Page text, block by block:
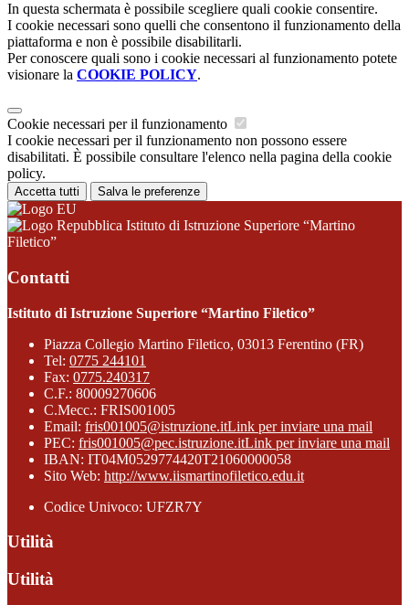
In questa schermata è possibile scegliere quali cookie consentire.
I cookie necessari sono quelli che consentono il funzionamento della
piattaforma e non è possibile disabilitarli.
Per conoscere quali sono i cookie necessari al funzionamento potete
visionare la COOKIE POLICY.
Cookie necessari per il funzionamento
I cookie necessari per il funzionamento non possono essere
disabilitati. È possibile consultare l'elenco nella pagina della cookie
policy.
Accetta tutti Salva le preferenze
Istituto di Istruzione Superiore “Martino
Filetico”
Contatti
Istituto di Istruzione Superiore “Martino Filetico”
Piazza Collegio Martino Filetico, 03013 Ferentino (FR)
Tel: 0775 244101
Fax: 0775.240317
C.F.: 80009270606
C.Mecc.: FRIS001005
Email: fris001005@istruzione.itLink per inviare una mail
PEC: fris001005@pec.istruzione.itLink per inviare una mail
IBAN: IT04M0529774420T21060000058
Sito Web: http://www.iismartinofiletico.edu.it
Codice Univoco: UFZR7Y
Utilità
Utilità